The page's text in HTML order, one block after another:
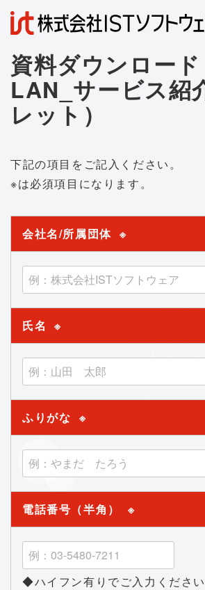
資料ダウンロー
LAN_サービス紹
レット）
下記の項目をご記入ください。
※は必須項目になります。
会社名/所属団体 ※
氏名 ※
ふりがな ※
電話番号（半角） ※
◆ハイフン有りでご入力ください